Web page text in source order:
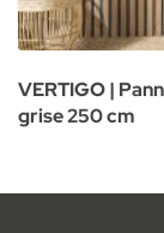
VERTIGO |
grise 250 cm